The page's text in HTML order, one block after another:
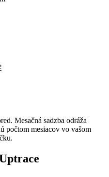
Mesačná sadzba odráža
počtom mesiacov vo vašom